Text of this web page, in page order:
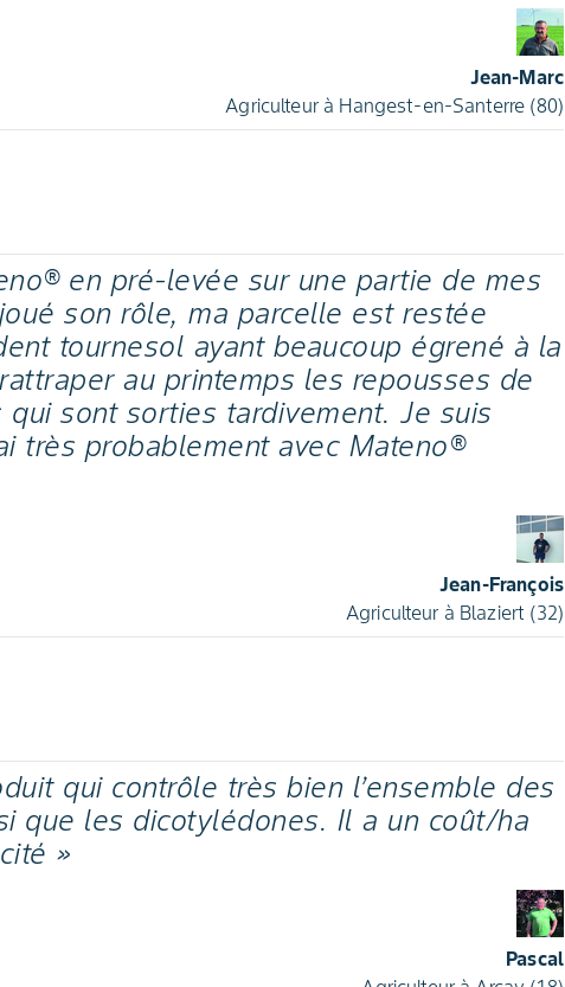
Jean-Marc
Agriculteur à Hangest-en-Santerre (80)
en pré-levée sur une partie de mes
son rôle, ma parcelle est restée
tournesol ayant beaucoup égrené à la
au printemps les repousses de
sont sorties tardivement. Je suis
très probablement avec Mateno®
Jean-François
Agriculteur à Blaziert (32)
qui contrôle très bien l’ensemble des
que les dicotylédones. Il a un coût/ha
»
Pascal